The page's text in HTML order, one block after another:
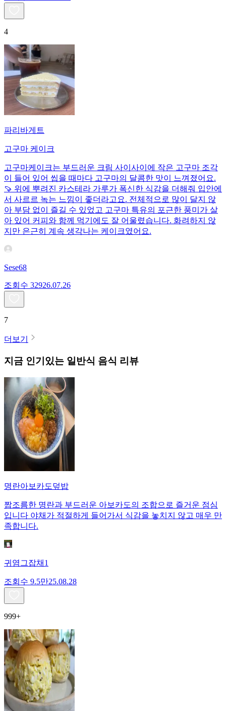
4
파리바게트
고구마 케이크
고구마케이크는 부드러운 크림 사이사이에 작은 고구마 조각
이 들어 있어 씹을 때마다 고구마의 달콤한 맛이 느껴졌어요.
🍠 위에 뿌려진 카스테라 가루가 폭신한 식감을 더해줘 입안에
서 사르르 녹는 느낌이 좋더라고요. 전체적으로 많이 달지 않
아 부담 없이 즐길 수 있었고 고구마 특유의 포근한 풍미가 살
아 있어 커피와 함께 먹기에도 잘 어울렸습니다. 화려하지 않
지만 은근히 계속 생각나는 케이크였어요.
Sese68
조회수 32926.07.26
7
더보기
지금 인기있는 일반식 음식 리뷰
명란아보카도덮밥
짭조름한 명란과 부드러운 아보카도의 조합으로 즐거운 점심
입니다 야채가 적절하게 들어가서 식감을 놓치지 않고 매우 만
족합니다.
귀염그잡채1
조회수 9.5만25.08.28
999+